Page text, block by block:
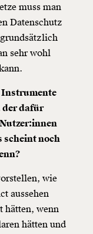
muss man
Datenschutz
sehr wohl
Instrumente
der dafür
scheint noch
wie
aussehen
hätten, wenn
hätten und